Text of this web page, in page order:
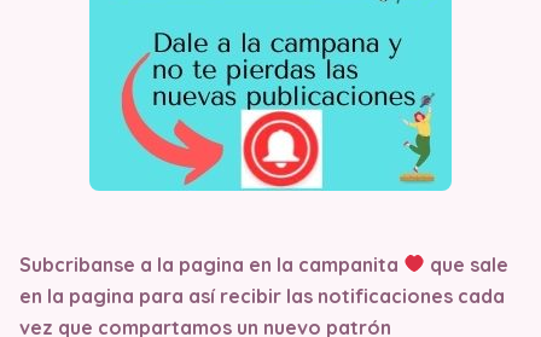
Subcribanse a la pagina en la campanita
que sale
en la pagina para así recibir las notificaciones cada
vez que compartamos un nuevo patrón